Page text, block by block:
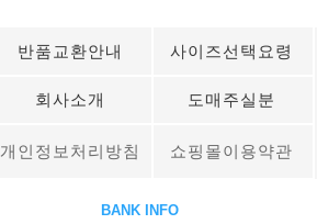
반품교환안내 사이즈선택요령
회사소개 도매주실분
개인정보처리방침 쇼핑몰이용약관
BANK INFO